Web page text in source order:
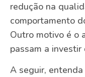
redução na
comportamento
Outro motivo é o
passam a investir
A seguir,